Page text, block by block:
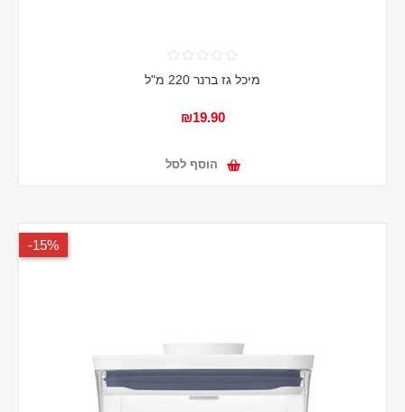
מיכל גז ברנר 220 מ"ל
₪19.90
הוסף לסל
15%-